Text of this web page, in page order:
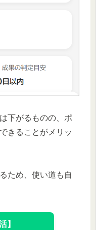
下がるものの、ポ
きることがメリッ
ため、使い道も自
】